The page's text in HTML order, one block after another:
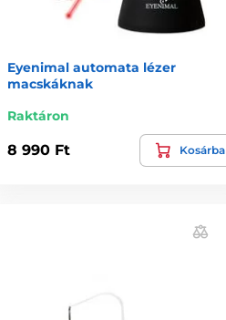
Eyenimal automata lézer
macskáknak
Raktáron
8 990 Ft Kosárba